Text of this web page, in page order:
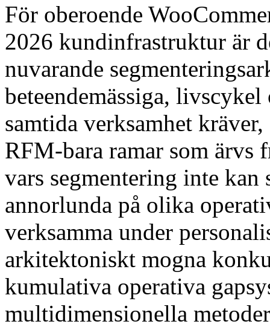
För oberoende
2026 kundinfrastruktur är
nuvarande
beteendemässiga,
samtida verksamhet
RFM-bara ramar som ärvs
vars segmentering inte
annorlunda på olika
verksamma under
arkitektoniskt mogna
kumulativa operativa
multidimensionella